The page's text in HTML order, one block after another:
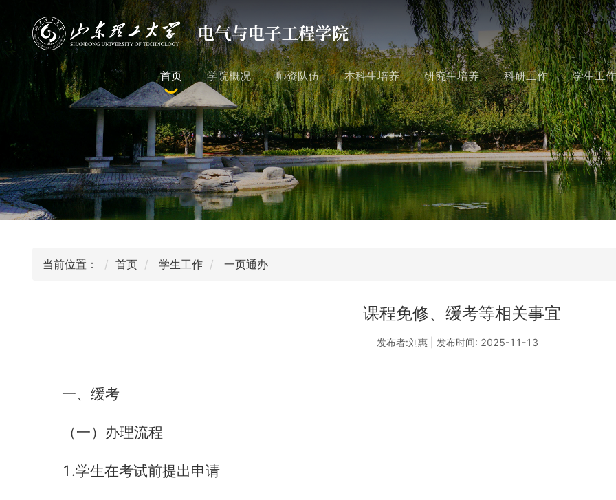
首页 学院概况 师资队伍 本科生培养 研究生培养 科研工作 学生工作
当前位置： 首页 学生工作 一页通办
课程免修、缓考等相关事宜
发布者:刘惠 | 发布时间: 2025-11-13
一、缓考
（一）办理流程
1.学生在考试前提出申请